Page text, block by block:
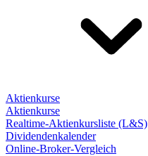
Aktienkurse
Aktienkurse
Realtime-Aktienkursliste (L&S)
Dividendenkalender
Online-Broker-Vergleich